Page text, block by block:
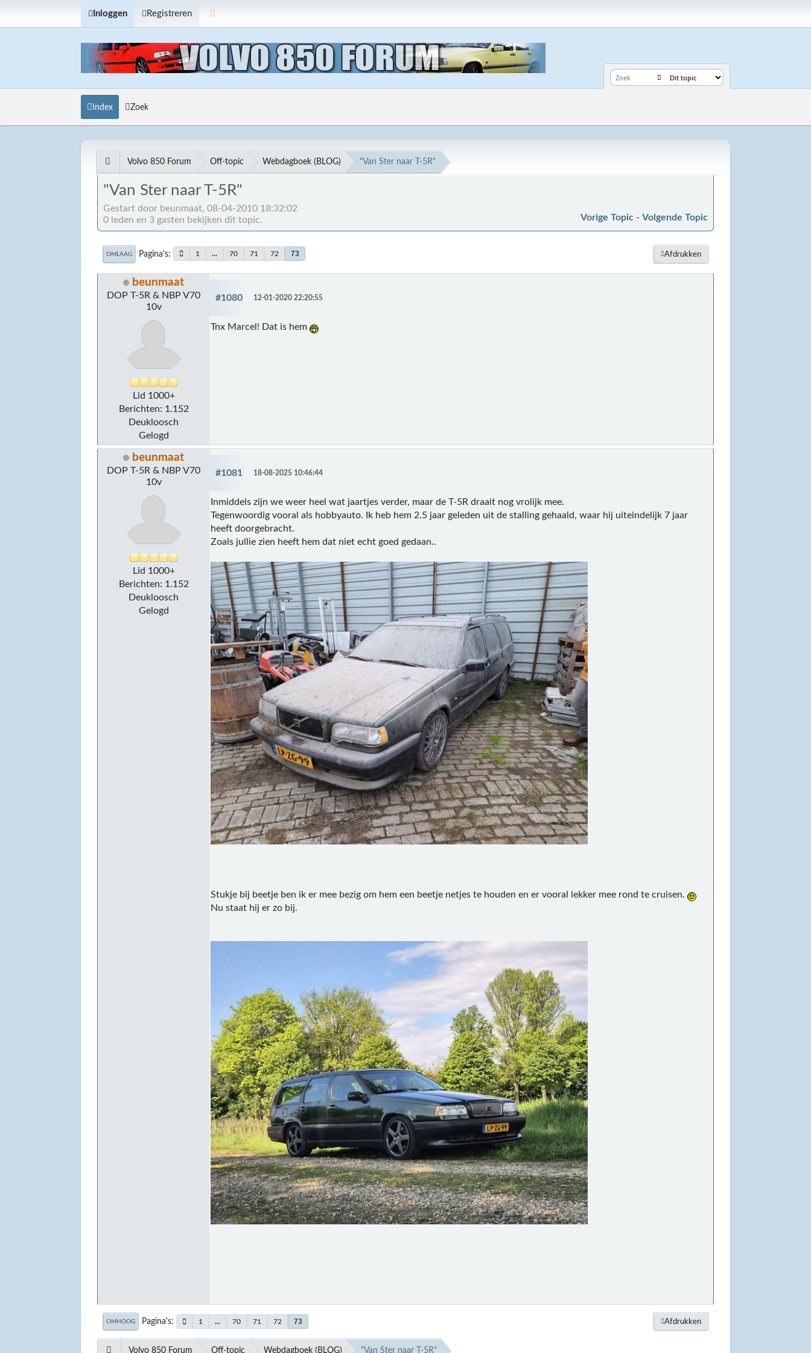
Inloggen Registreren
Index Zoek
Volvo 850 Forum Off-topic Webdagboek (BLOG) "Van Ster naar T-5R"
"Van Ster naar T-5R"
Gestart door beunmaat, 08-04-2010 18:32:02
Vorige Topic- Volgende Topic
0 leden en 3 gasten bekijken dit topic.
Afdrukken
OMLAAG Pagina's 1 ... 70 71 72 73
beunmaat
DOP T-5R & NBP V70
10v
Lid 1000+
Berichten: 1.152
Deukloosch
Gelogd
#1080 12-01-2020 22:20:55
Tnx Marcel! Dat is hem
beunmaat
DOP T-5R & NBP V70
10v
Lid 1000+
Berichten: 1.152
Deukloosch
Gelogd
#1081 18-08-2025 10:46:44
Inmiddels zijn we weer heel wat jaartjes verder, maar de T-5R draait nog vrolijk mee.
Tegenwoordig vooral als hobbyauto. Ik heb hem 2.5 jaar geleden uit de stalling gehaald, waar hij uiteindelijk 7 jaar
heeft doorgebracht.
Zoals jullie zien heeft hem dat niet echt goed gedaan..
Stukje bij beetje ben ik er mee bezig om hem een beetje netjes te houden en er vooral lekker mee rond te cruisen.
Nu staat hij er zo bij.
Afdrukken
OMHOOG Pagina's 1 ... 70 71 72 73
Volvo 850 Forum Off-topic Webdagboek (BLOG) "Van Ster naar T-5R"